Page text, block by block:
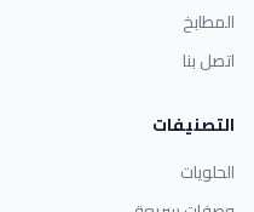
المطابخ
اتصل بنا
التصنيفات
الحلويات